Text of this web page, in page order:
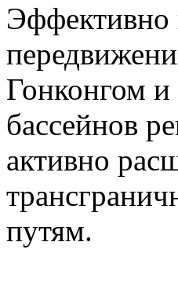
Эффективно
Гонконгом
бассейнов
активно
путям.